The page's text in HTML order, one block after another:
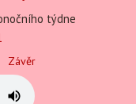
týdne
Závěr